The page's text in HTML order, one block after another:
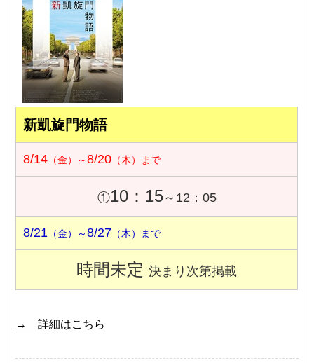
新凱旋門物語
8/14 （金）～8/20 （木）まで
①10：15～12：05
8/21 （金）～8/27 （木）まで
時間未定決まり次第掲載
→ 詳細はこちら